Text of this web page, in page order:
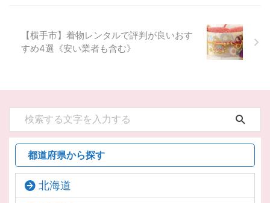
【横手市】着物レンタルで評判が良いおす
すめ4選《安い業者も含む》
都道府県から探す
北海道